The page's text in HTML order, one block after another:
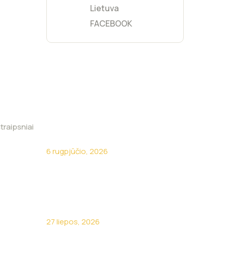
Lietuva
FACEBOOK
6 rugpjūčio, 2026
27 liepos, 2026